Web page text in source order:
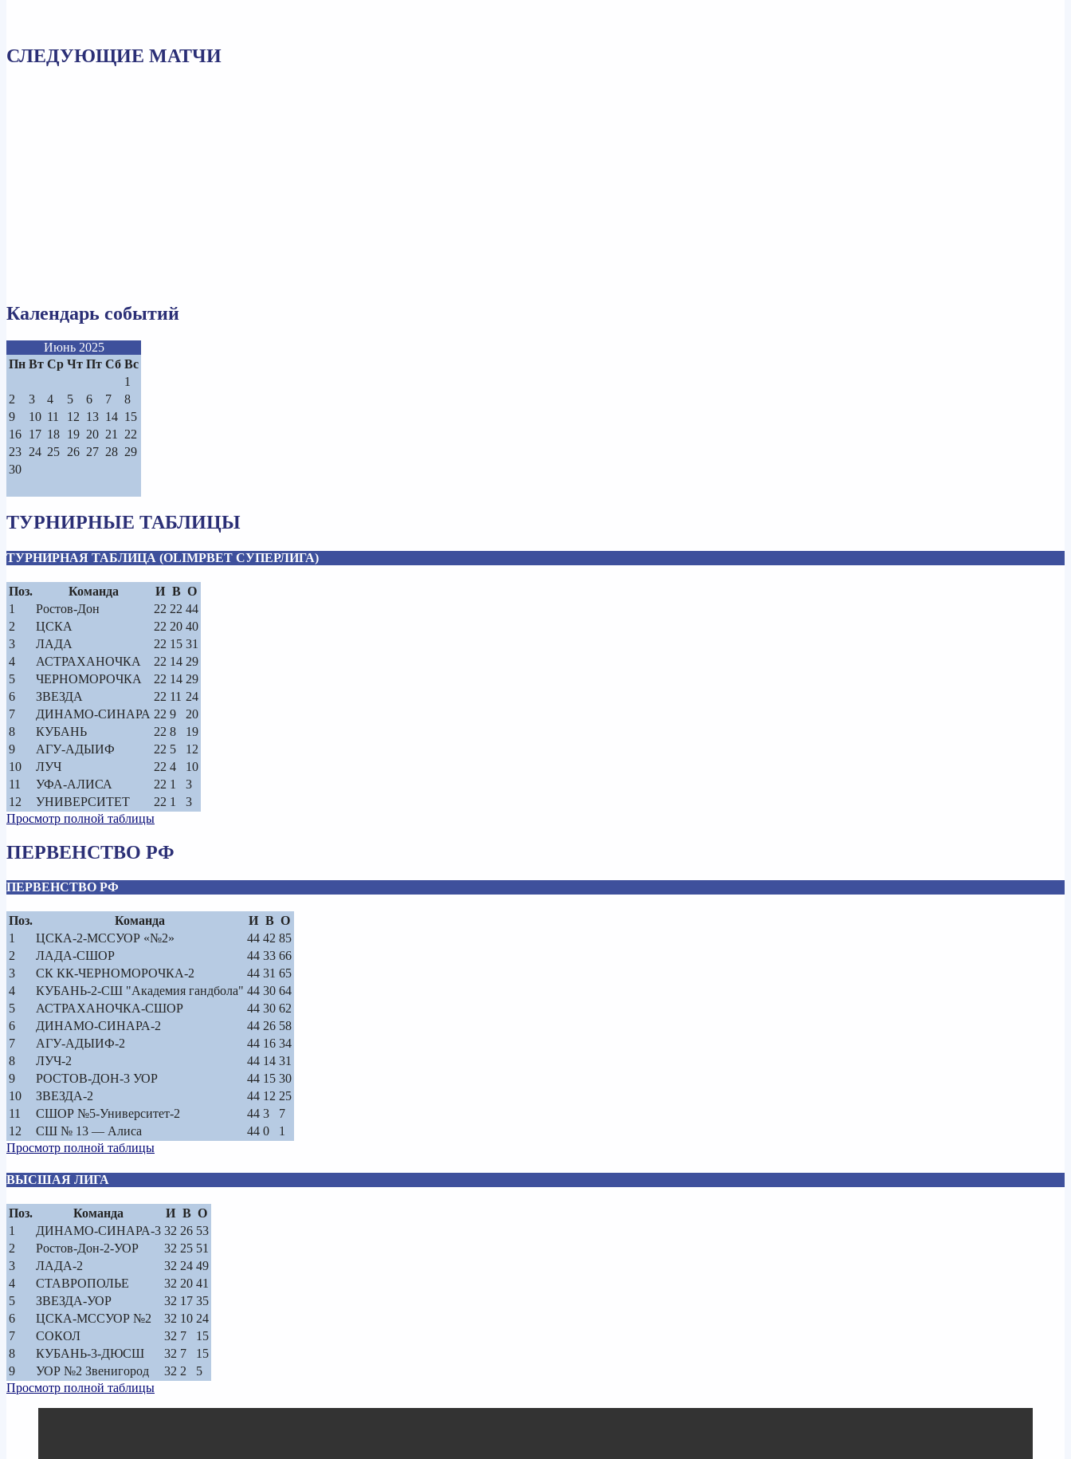
СЛЕДУЮЩИЕ МАТЧИ
Календарь событий
Июнь 2025
Пн Вт Ср Чт Пт Сб Вс
1
2
3 4 5 6 7
8
9
10 11 12 13 14 15
16 17 18 19 20 21
22
23 24 25 26 27 28 29
30
ТУРНИРНЫЕ ТАБЛИЦЫ
ТУРНИРНАЯ ТАБЛИЦА (OLIMPBET СУПЕРЛИГА)
Поз. Команда И В О
1
Ростов-Дон 22 22 44
2
ЦСКА 22 20 40
3
ЛАДА 22 15 31
4
АСТРАХАНОЧКА 22 14 29
5
ЧЕРНОМОРОЧКА 22 14 29
6
ЗВЕЗДА 22 11 24
7
ДИНАМО-СИНАРА 22 9
20
8
КУБАНЬ 22 8
19
9
АГУ-АДЫИФ 22 5
12
10
ЛУЧ 22 4
10
11
УФА-АЛИСА 22 1
3
12
УНИВЕРСИТЕТ 22 1
3
Просмотр полной таблицы
ПЕРВЕНСТВО РФ
ПЕРВЕНСТВО РФ
Поз. Команда И В О
1
ЦСКА-2-МССУОР «№2» 44 42 85
2
ЛАДА-СШОР 44 33 66
3
СК КК-ЧЕРНОМОРОЧКА-2 44 31 65
4
КУБАНЬ-2-СШ "Академия гандбола" 44 30 64
5
АСТРАХАНОЧКА-СШОР 44 30 62
6
ДИНАМО-СИНАРА-2 44 26 58
7
АГУ-АДЫИФ-2 44 16 34
8
ЛУЧ-2 44 14 31
9
РОСТОВ-ДОН-3 УОР 44 15 30
10
ЗВЕЗДА-2 44 12 25
11
СШОР №5-Университет-2 44 3
7
12
СШ № 13 — Алиса 44 0
1
Просмотр полной таблицы
ВЫСШАЯ ЛИГА
Поз. Команда И В О
1
ДИНАМО-СИНАРА-3 32 26 53
2
Ростов-Дон-2-УОР 32 25 51
3
ЛАДА-2 32 24 49
4
СТАВРОПОЛЬЕ 32 20 41
5
ЗВЕЗДА-УОР 32 17 35
6
ЦСКА-МССУОР №2 32 10 24
7
СОКОЛ 32 7
15
8
КУБАНЬ-3-ДЮСШ 32 7
15
9
УОР №2 Звенигород 32 2
5
Просмотр полной таблицы